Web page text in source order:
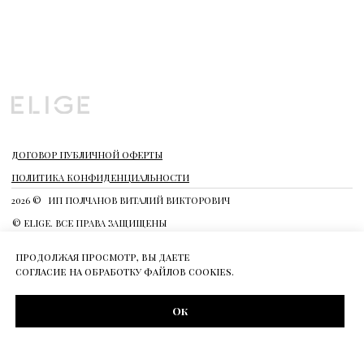
продолжая просмотр, вы даете
согласие на обработку файлов cookies.
Ок